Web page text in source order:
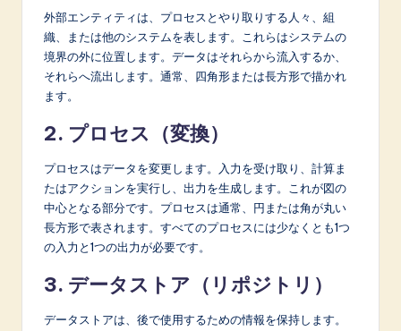
外部エンティティは、プロセスとやり取りする人々、組
織、または他のシステムを表します。これらはシステムの
境界の外に位置します。データはそれらから流入するか、
それらへ流出します。通常、四角形または長方形で描かれ
ます。
2. プロセス（変換）
プロセスはデータを変更します。入力を受け取り、計算ま
たはアクションを実行し、出力を生成します。これが図の
中心となる部分です。プロセスは通常、円または角が丸い
長方形で表されます。すべてのプロセスには少なくとも1つ
の入力と1つの出力が必要です。
3. データストア（リポジトリ）
データストアは、後で使用するための情報を保持します。